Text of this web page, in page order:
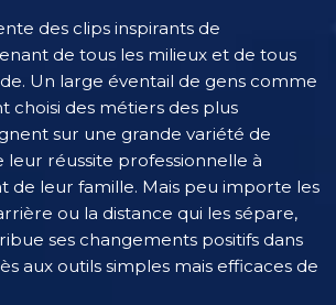
des clips inspirants de
de tous les milieux et de tous
Un large éventail de gens comme
choisi des métiers des plus
sur une grande variété de
leur réussite professionnelle à
de leur famille. Mais peu importe les
ou la distance qui les sépare,
ses changements positifs dans
aux outils simples mais efficaces de